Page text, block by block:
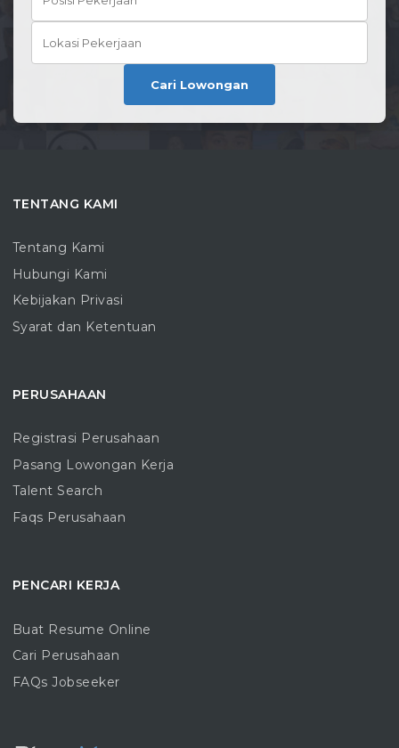
Cari Lowongan
TENTANG KAMI
Tentang Kami
Hubungi Kami
Kebijakan Privasi
Syarat dan Ketentuan
PERUSAHAAN
Registrasi Perusahaan
Pasang Lowongan Kerja
Talent Search
Faqs Perusahaan
PENCARI KERJA
Buat Resume Online
Cari Perusahaan
FAQs Jobseeker